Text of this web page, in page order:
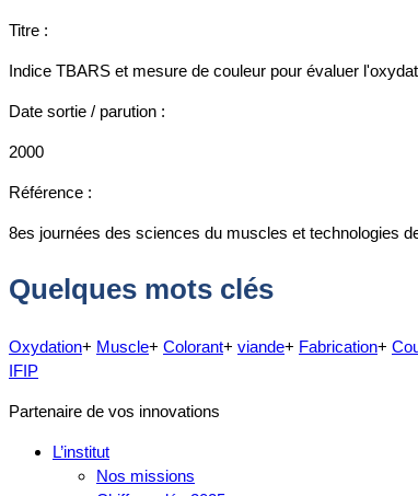
Titre :
Indice TBARS et mesure de couleur pour évaluer
Date sortie / parution :
2000
Référence :
8es journées des sciences du muscles et technologies
Quelques mots clés
Oxydation+ Muscle+ Colorant+ viande+ Fabrication+
IFIP
Partenaire de vos innovations
L’institut
Nos missions